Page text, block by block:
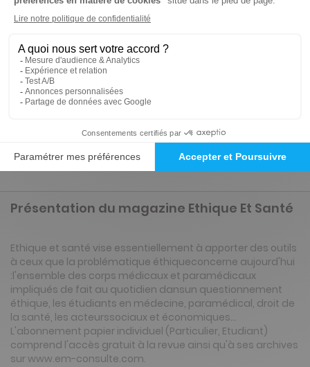
Tarif France métropolitaine
Renouvellement à date d’anniversaire
Abonnement 1 an
4 n° • Papier Offre réservée aux institutions
350€00
Tarif France métropolitaine
Présentation du magazine Ethique Et Santé
Ethique et santé vise essentiellement à apporter des outils
à ceux que la problématique éthiqueconcerne aujourd'hui
:l'ensemble des corps médicaux et paramédicaux
impliqués de fait au quotidien dansun questionnement
éthique, les étudiants en médecine, paramédical, droit de
la santé, les acteurssociaux et économiques...
L'abonnement papier individuel (Particulier, Etudiant)
comprend l'accès gratuit à la revue ainsi qu'à ses archives
sur www.em-consulte.com.